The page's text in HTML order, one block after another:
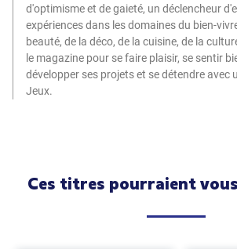
d'optimisme et de gaieté, un déclencheur
expériences dans les domaines du bien-
beauté, de la déco, de la cuisine, de la
le magazine pour se faire plaisir, se sentir
développer ses projets et se détendre avec
Jeux.
Ces titres pourraient